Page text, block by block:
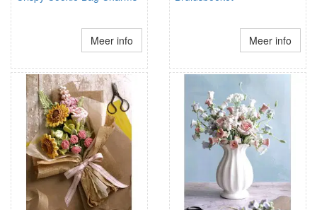
Meer info Meer info